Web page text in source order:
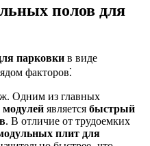
полов для
парковки в виде
факторов⁚
Одним из главных
является быстрый
. В отличие от трудоемких
плит для